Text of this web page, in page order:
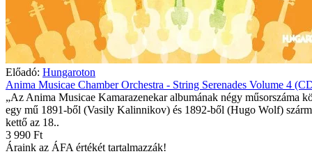
Előadó: Hungaroton
Anima Musicae Chamber Orchestra - String Serenades Volume 4
„Az Anima Musicae Kamarazenekar albumának négy műsorszáma
egy mű 1891-ből (Vasily Kalinnikov) és 1892-ből (Hugo Wolf)
kettő az 18..
3 990 Ft
Áraink az ÁFA értékét tartalmazzák!